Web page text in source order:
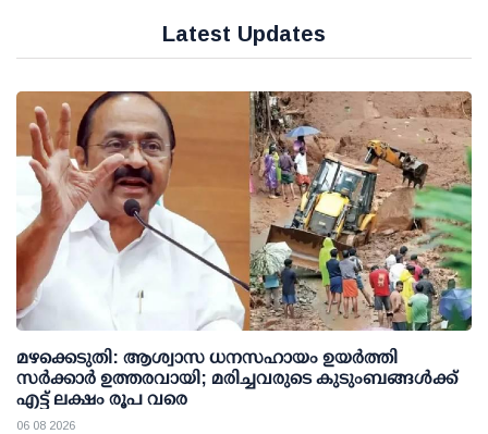
Latest Updates
മഴക്കെടുതി: ആശ്വാസ ധനസഹായം ഉയര്‍ത്തി
സര്‍ക്കാര്‍ ഉത്തരവായി; മരിച്ചവരുടെ കുടുംബങ്ങള്‍ക്ക്
എട്ട് ലക്ഷം രൂപ വരെ
06 08 2026